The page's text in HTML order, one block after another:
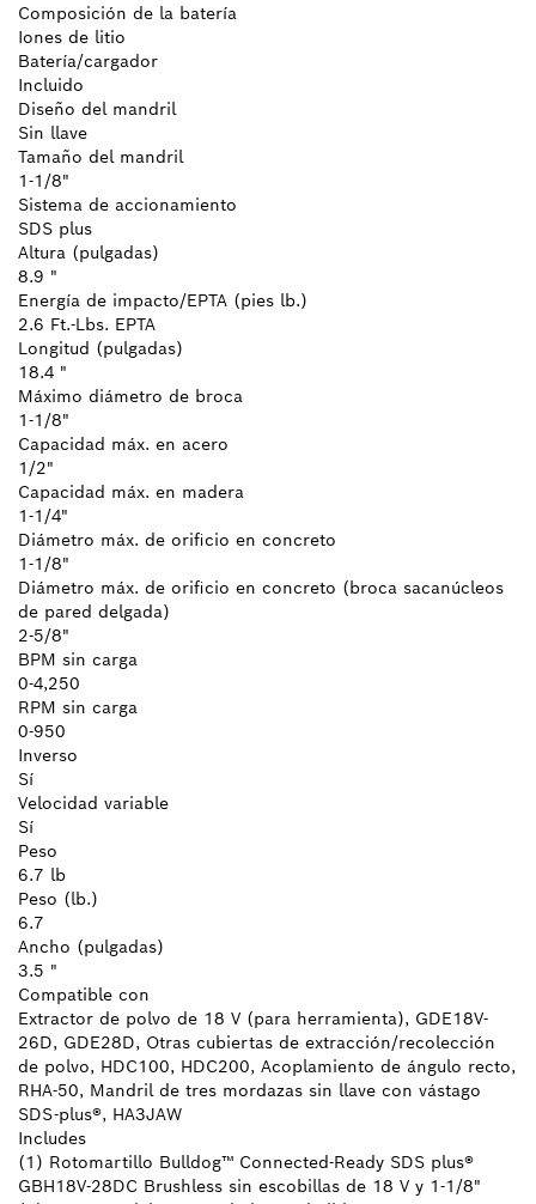
Composición de la batería
Iones de litio
Batería/cargador
Incluido
Diseño del mandril
Sin llave
Tamaño del mandril
1-1/8"
Sistema de accionamiento
SDS plus
Altura (pulgadas)
8.9 "
Energía de impacto/EPTA (pies lb.)
2.6 Ft.-Lbs. EPTA
Longitud (pulgadas)
18.4 "
Máximo diámetro de broca
1-1/8"
Capacidad máx. en acero
1/2"
Capacidad máx. en madera
1-1/4"
Diámetro máx. de orificio en concreto
1-1/8"
Diámetro máx. de orificio en concreto (broca sacanúcleos
de pared delgada)
2-5/8"
BPM sin carga
0-4,250
RPM sin carga
0-950
Inverso
Sí
Velocidad variable
Sí
Peso
6.7 lb
Peso (lb.)
6.7
Ancho (pulgadas)
3.5 "
Compatible con
Extractor de polvo de 18 V (para herramienta), GDE18V-
26D, GDE28D, Otras cubiertas de extracción/recolección
de polvo, HDC100, HDC200, Acoplamiento de ángulo recto,
RHA-50, Mandril de tres mordazas sin llave con vástago
SDS-plus®, HA3JAW
Includes
(1) Rotomartillo Bulldog™ Connected-Ready SDS plus®
GBH18V-28DC Brushless sin escobillas de 18 V y 1-1/8"